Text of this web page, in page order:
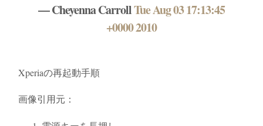
— Cheyenna CarrollTue Aug 03 17:13:45
+0000 2010
Xperiaの再起動手順
画像引用元：